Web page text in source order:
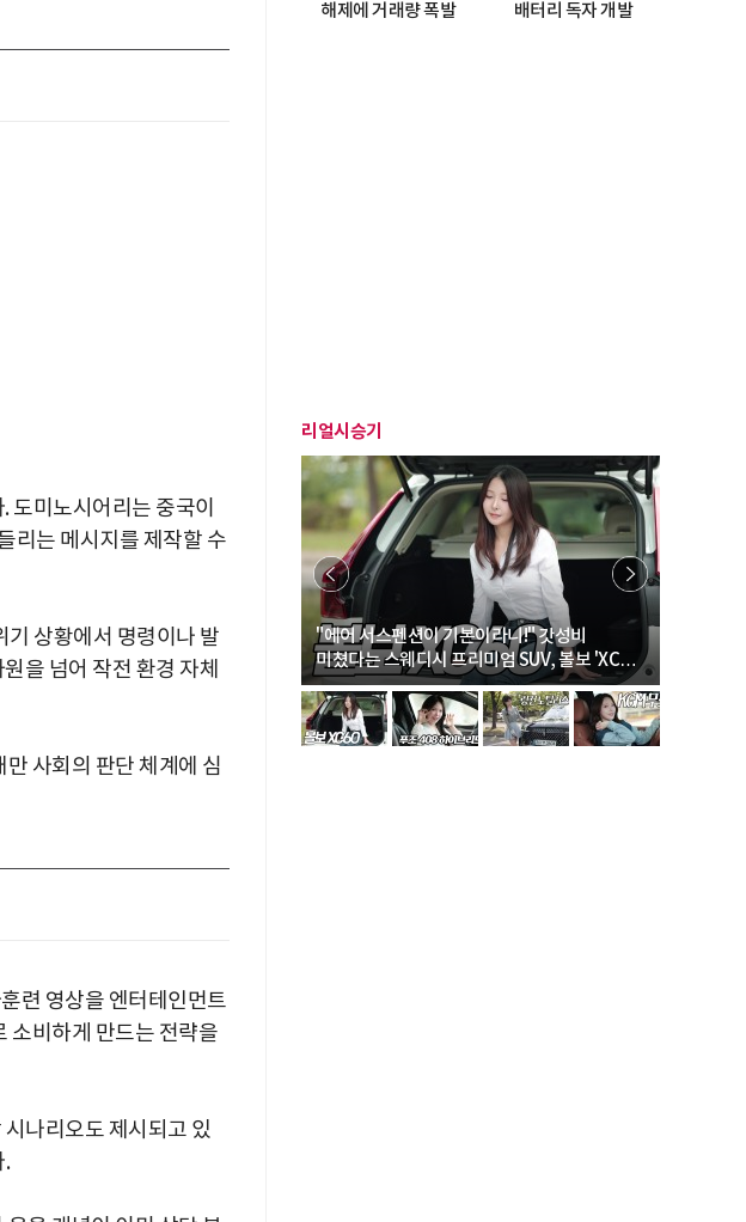
도미노시어리는 중국이
리는 메시지를 제작할 수
기 상황에서 명령이나 발
을 넘어 작전 환경 자체
사회의 판단 체계에 심
련 영상을 엔터테인먼트
소비하게 만드는 전략을
나리오도 제시되고 있
.
해제에 거래량 폭발
배터리 독자 개발
리얼시승기
아나운서가 타본 ‘전설의 무쏘’… “여성·
반할 반전 매력”
"에어 서스펜션이 기본이라니!" 갓성비
미쳤다는 스웨디시 프리미엄 SUV, 볼보 'XC60
B5 울트라'